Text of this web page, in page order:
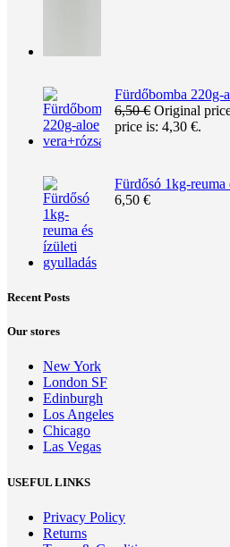
Fürdőbomba 220g-
6,50€ Original
price is: 4,30 €.
Fürdősó 1kg-
6,50 €
Recent Posts
Our stores
New York
London SF
Edinburgh
Los Angeles
Chicago
Las Vegas
USEFUL LINKS
Privacy Policy
Returns